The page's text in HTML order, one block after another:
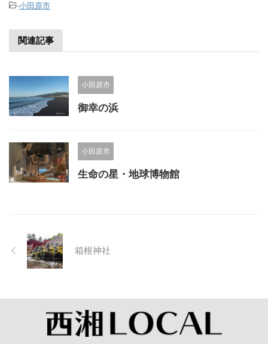
-小田原市
関連記事
小田原市
御幸の浜
小田原市
生命の星・地球博物館
箱根神社